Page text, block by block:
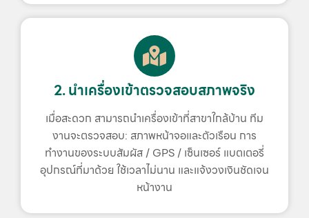
2. นำเครื่องเข้าตรวจสอบสภาพจริง
เมื่อสะดวก สามารถนำเครื่องเข้าที่สาขาใกล้บ้าน ทีม
งานจะตรวจสอบ: สภาพหน้าจอและตัวเรือน การ
ทำงานของระบบสัมผัส / GPS / เซ็นเซอร์ แบตเตอรี่
อุปกรณ์ที่มาด้วย ใช้เวลาไม่นาน และแจ้งวงเงินชัดเจน
หน้างาน